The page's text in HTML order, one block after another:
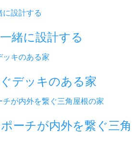
緒に設計する
デッキのある家
ーチが内外を繋ぐ三角